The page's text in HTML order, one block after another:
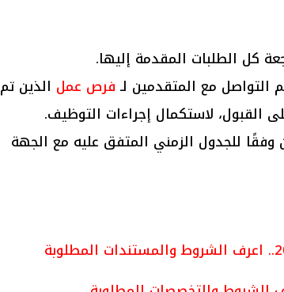
كل الطلبات المقدمة إليها.
مع المتقدمين لـ فرص عمل الذين تم
القبول، لاستكمال إجراءات التوظيف.
وفقًا للجدول الزمني المتفق عليه مع الجهة